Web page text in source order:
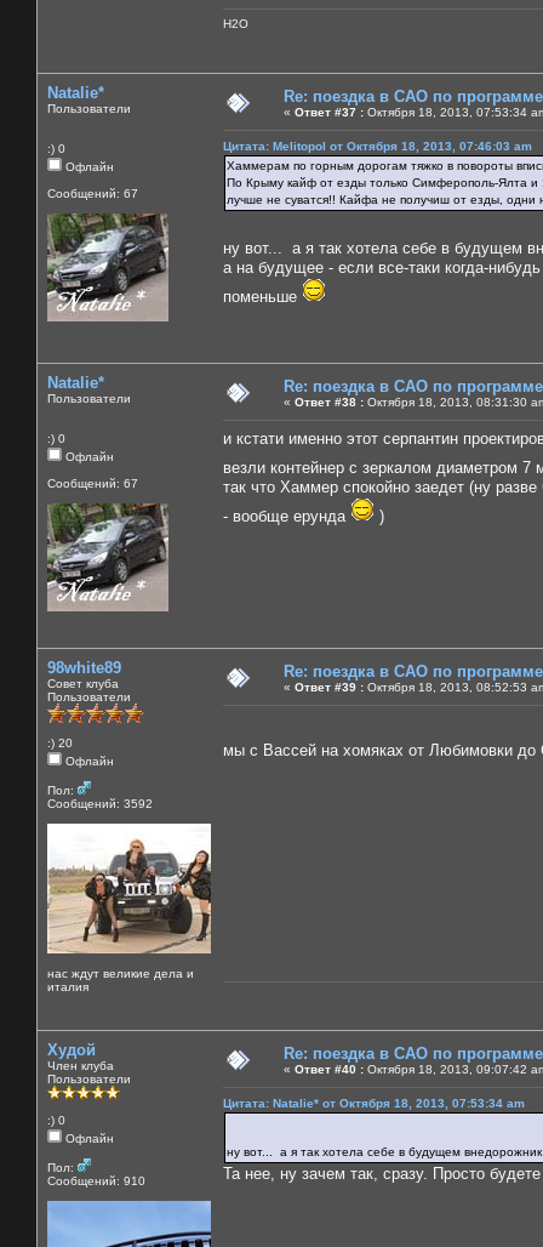
H2O
Natalie*
Пользователи
:) 0
Офлайн
Сообщений: 67
Re: поездка в САО по
« Ответ #37 : Октября 18, 2013, 07:53:34
Цитата: Melitopol от Октября 18, 2013, 07:46:03 am
Хаммерам по горным дорогам тяжко в повороты
По Крыму кайф от езды только Симферополь-Ялта и
лучше не суватся!! Кайфа не получиш от езды,
ну вот... а я так хотела себе в будущем
а на будущее - если все-таки когда-
поменьше
Natalie*
Пользователи
:) 0
Офлайн
Сообщений: 67
Re: поездка в САО по
« Ответ #38 : Октября 18, 2013, 08:31:30
и кстати именно этот серпантин
везли контейнер с зеркалом диаметром 7
так что Хаммер спокойно заедет (ну
- вообще ерунда
)
98white89
Совет клуба
Пользователи
:) 20
Офлайн
Пол:
Сообщений: 3592
нас ждут великие дела и
италия
Re: поездка в САО по
« Ответ #39 : Октября 18, 2013, 08:52:53
мы с Вассей на хомяках от Любимовки
Худой
Член клуба
Пользователи
:) 0
Офлайн
Пол:
Сообщений: 910
Re: поездка в САО по
« Ответ #40 : Октября 18, 2013, 09:07:42
Цитата: Natalie* от Октября 18, 2013, 07:53:34 am
ну вот... а я так хотела себе в будущем
Та нее, ну зачем так, сразу. Просто